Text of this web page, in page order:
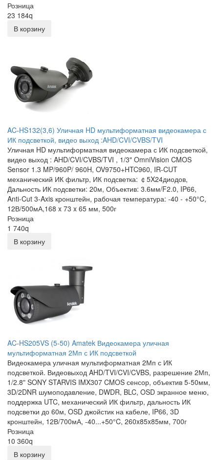
Розница
23 184q
В корзину
AC‐HS132(3,6) Уличная HD мультиформатная видеокамера с
ИК подсветкой, видео выход :AHD/CVI/CVBS/TVI
Уличная HD мультиформатная видеокамера с ИК подсветкой,
видео выход : AHD/CVI/CVBS/TVI , 1/3" OmniVision CMOS
Sensor 1.3 MP/960P/ 960H, OV9750+HTC960, IR-CUT
механический ИК фильтр, ИК подсветка: ￠5X24диодов,
Дальность ИК подсветки: 20м, Объектив: 3.6мм/F2.0, IP66,
Anti-Cut 3-Axis кронштейн, рабочая температура: -40 - +50°C,
12В/500мА,168 x 73 x 65 мм, 500г
Розница
1 740q
В корзину
AC-HS205VS (5-50) Amatek Видеокамера уличная
мультиформатная 2Мп с ИК подсветкой
Видеокамера уличная мультиформатная 2Мп с ИК
подсветкой. Видеовыход AHD/TVI/CVI/CVBS, разрешение 2Мп,
1/2.8ʺ SONY STARVIS IMX307 CMOS сенсор, объектив 5-50мм,
3D/2DNR шумоподавление, DWDR, BLC, OSD экранное меню,
поддержка UTC, механический ИК фильтр, дальность ИК
подсветки до 60м, OSD джойстик на кабеле, IP66, 3D
кронштейн, 12В/700мА, -40...+50°C, 260x85x85мм, 700г
Розница
10 360q
В корзину